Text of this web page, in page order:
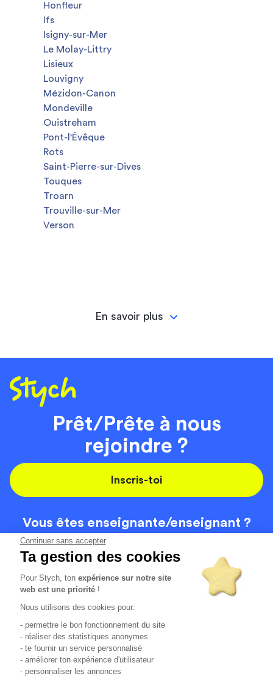
Continuer sans accepter
Ta gestion des cookies
Pour Stych, tonexpérience sur notre site
web est une priorité !
Nous utilisons des cookies pour:
- permettre le bon fonctionnement du site
- réaliser des statistiques anonymes
- te fournir un service personnalisé
- améliorer ton expérience d'utilisateur
- personnaliser les annonces
Honfleur
Ifs
Isigny-sur-Mer
Le Molay-Littry
Lisieux
Louvigny
Mézidon-Canon
Mondeville
Ouistreham
Pont-l'Évêque
Rots
Saint-Pierre-sur-Dives
Touques
Troarn
Trouville-sur-Mer
Verson
En savoir plus
Prêt/Prête à nous
rejoindre ?
Inscris-toi
Vous êtes enseignante/enseignant ?
On recrute
Code de la route
Localisation
Contact
Tous les avis clients4.6/5 (51154 avis publiés)